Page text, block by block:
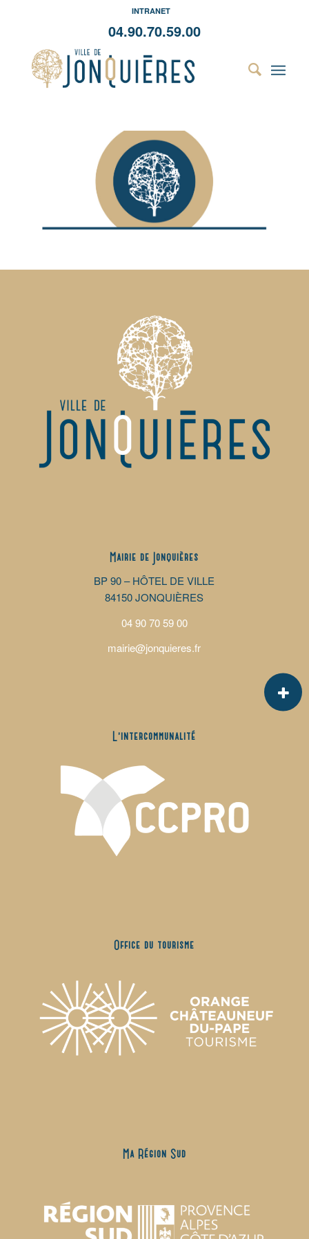
INTRANET
04.90.70.59.00
Mairie de Jonquières
BP 90 – HÔTEL DE VILLE
84150 JONQUIÈRES
04 90 70 59 00
mairie@jonquieres.fr
L’intercommunalité
Office du tourisme
Ma Région Sud